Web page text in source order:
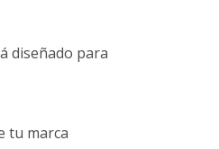
diseñado para
tu marca